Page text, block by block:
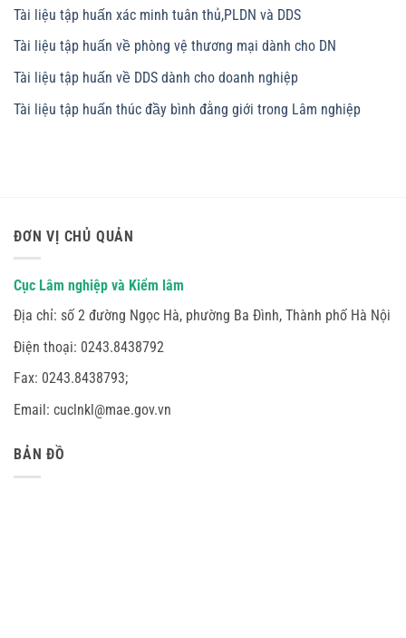
Tài liệu tập huấn xác minh tuân thủ,PLDN và DDS
Tài liệu tập huấn về phòng vệ thương mại dành cho DN
Tài liệu tập huấn về DDS dành cho doanh nghiệp
Tài liệu tập huấn thúc đầy bình đằng giới trong Lâm nghiệp
ĐƠN VỊ CHỦ QUẢN
Cục Lâm nghiệp và Kiểm lâm
Địa chỉ: số 2 đường Ngọc Hà, phường Ba Đình, Thành phố Hà Nội
Điện thoại: 0243.8438792
Fax: 0243.8438793;
Email: cuclnkl@mae.gov.vn
BẢN ĐỒ